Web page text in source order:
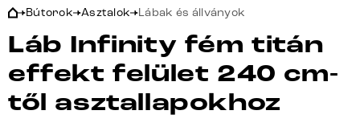
Bútorok Asztalok Lábak és állványok
Láb Infinity fém titán
effekt felület 240 cm-
től asztallapokhoz